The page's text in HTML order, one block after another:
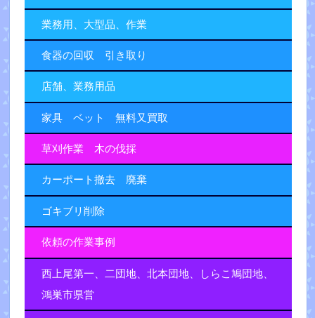
業務用、大型品、作業
食器の回収 引き取り
店舗、業務用品
家具 ベット 無料又買取
草刈作業 木の伐採
カーポート撤去 廃棄
ゴキブリ削除
依頼の作業事例
西上尾第一、二団地、北本団地、しらこ鳩団地、
鴻巣市県営